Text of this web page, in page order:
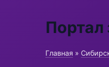
Портал
Главная »